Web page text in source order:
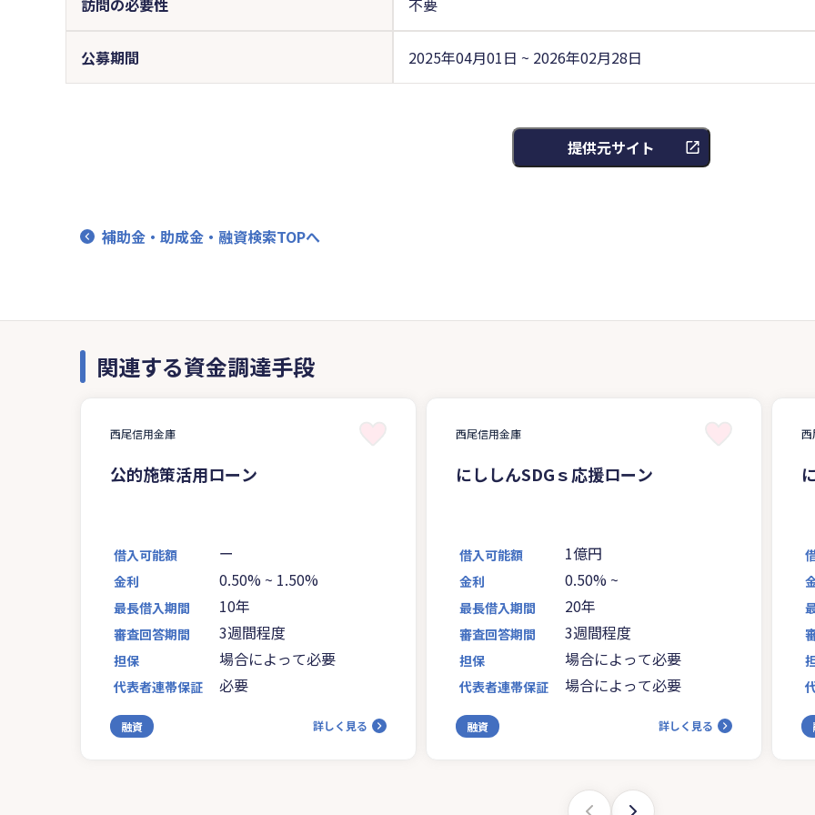
公募期間 2025年04月01日 ~ 2026年02月28日
提供元サイト
補助金・助成金・融資検索TOPへ
関連する資金調達手段
西尾信用金庫
公的施策活用ローン
借入可能額 ー
金利 0.50% ~ 1.50%
最長借入期間 10年
審査回答期間 3週間程度
担保 場合によって必要
代表者連帯保証 必要
融資 詳しく見る
西尾信用金庫
にししんSDGｓ応援ローン
借入可能額 1億円
金利 0.50% ~
最長借入期間 20年
審査回答期間 3週間程度
担保 場合によって必要
代表者連帯保証 場合によって必要
融資 詳しく見る
西